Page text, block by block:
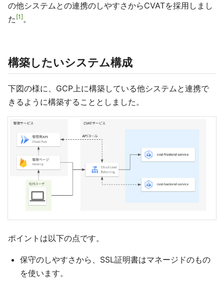
の他システムとの連携のしやすさからCVATを採用しまし
た 1 。
構築したいシステム構成
下図の様に、GCP上に構築している他システムと連携で
きるように構築することとしました。
ポイントは以下の点です。
保守のしやすさから、SSL証明書はマネージドのもの
を使います。